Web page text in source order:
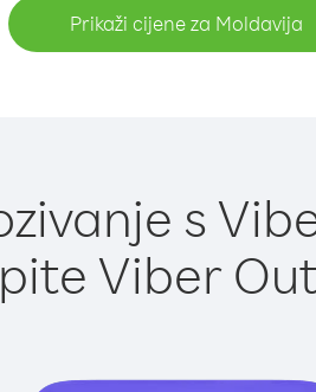
Prikaži cijene za Moldavija
s
Viber